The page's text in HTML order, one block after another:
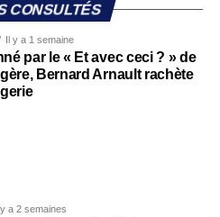
CONSULTÉS
Il y a 1 semaine
par le « Et avec ceci ? » de
Bernard Arnault rachète
a 2 semaines